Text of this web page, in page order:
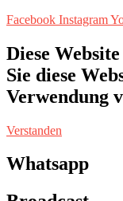
Facebook Instagram
Diese
Sie diese
Verwendung
Verstanden
Whatsapp